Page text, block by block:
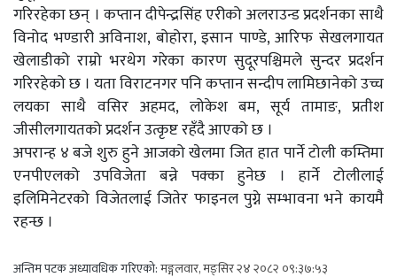
गरिरहेका छन् । कप्तान दीपेन्द्रसिंह एरीको अलराउन्ड प्रदर्शनका साथै
विनोद भण्डारी अविनाश, बोहोरा, इसान पाण्डे, आरिफ सेखलगायत
खेलाडीको राम्रो भरथेग गरेका कारण सुदूरपश्चिमले सुन्दर प्रदर्शन
गरिरहेको छ । यता विराटनगर पनि कप्तान सन्दीप लामिछानेको उच्च
लयका साथै वसिर अहमद, लोकेश बम, सूर्य तामाङ, प्रतीश
जीसीलगायतको प्रदर्शन उत्कृष्ट रहँदै आएको छ ।
अपरान्ह ४ बजे शुरु हुने आजको खेलमा जित हात पार्ने टोली कम्तिमा
एनपीएलको उपविजेता बन्ने पक्का हुनेछ । हार्ने टोलीलाई
इलिमिनेटरको विजेतलाई जितेर फाइनल पुग्ने सम्भावना भने कायमै
रहन्छ ।
अन्तिम पटक अध्यावधिक गरिएको:मङ्गलवार, मङ्सिर २४ २०८२ ०९:३७:५३